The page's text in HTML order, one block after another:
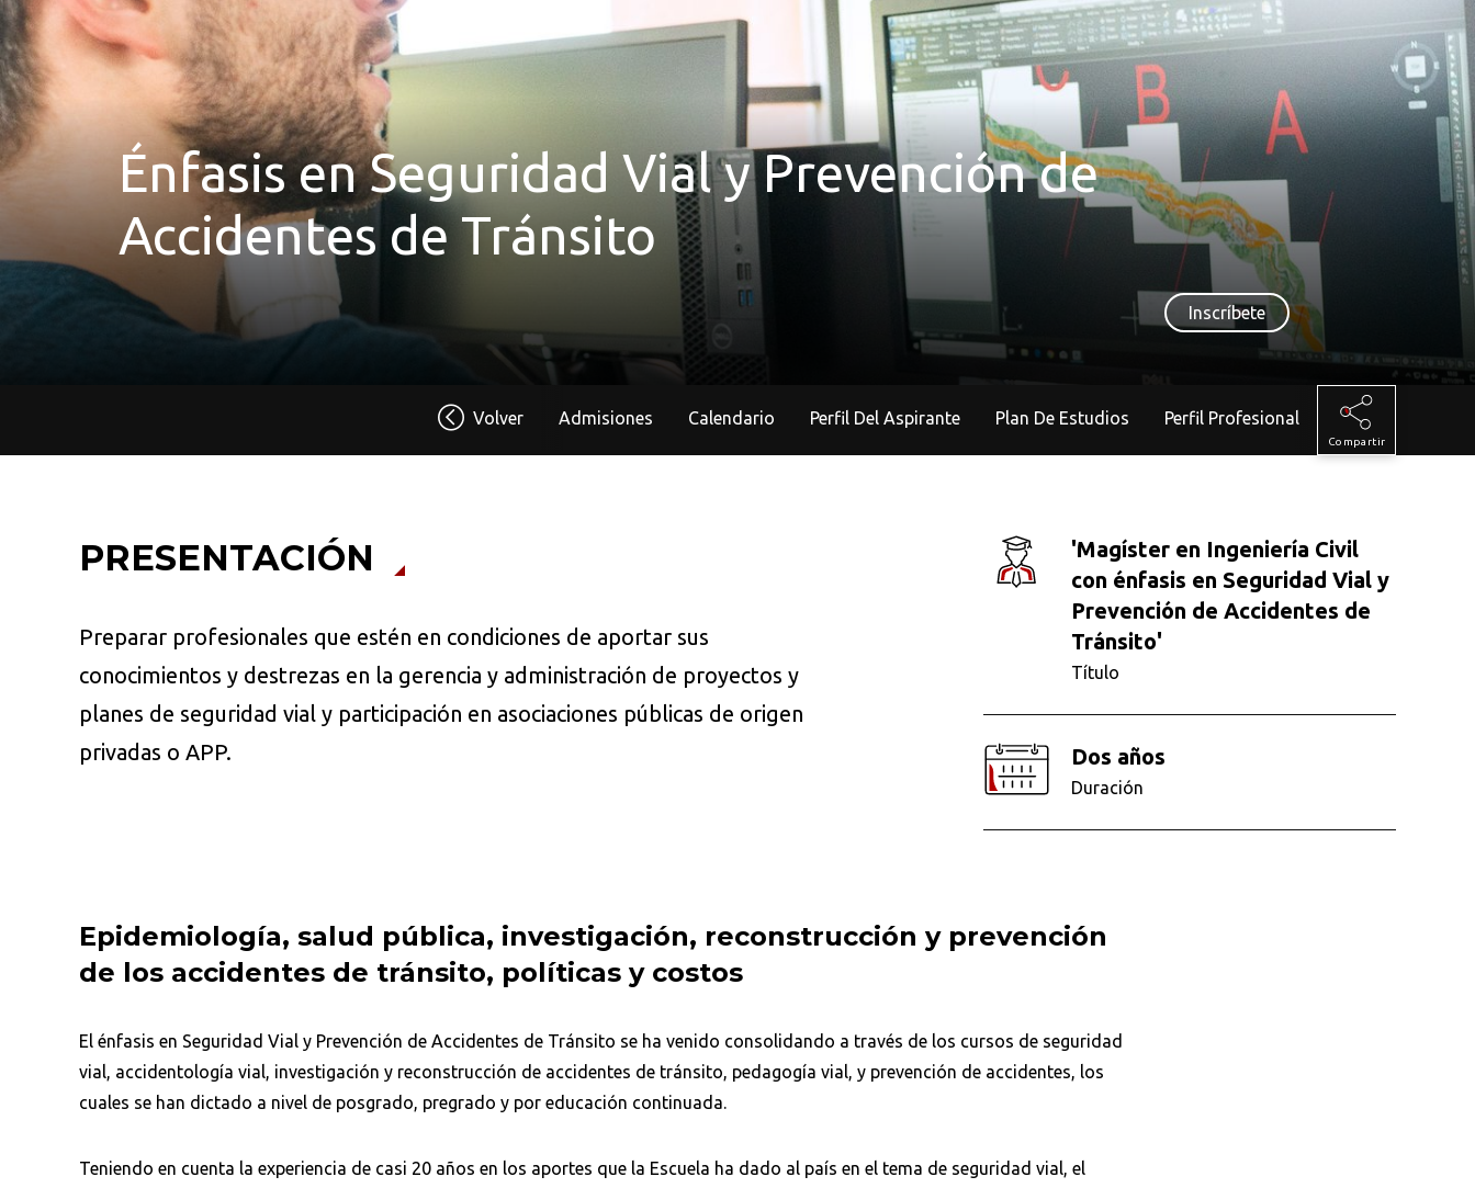
Énfasis en Seguridad Vial y Prevención de
Accidentes de Tránsito
Inscríbete
Volver Admisiones Calendario Perfil Del Aspirante Plan De Estudios Perfil Profesional
Compartir
'Magíster en Ingeniería Civil
con énfasis en Seguridad Vial y
Prevención de Accidentes de
Tránsito'
Título
Dos años
Duración
PRESENTACIÓN
Preparar profesionales que estén en condiciones de aportar sus
conocimientos y destrezas en la gerencia y administración de proyectos y
planes de seguridad vial y participación en asociaciones públicas de origen
privadas o APP.
Epidemiología, salud pública, investigación, reconstrucción y prevención
de los accidentes de tránsito, políticas y costos
El énfasis en Seguridad Vial y Prevención de Accidentes de Tránsito se ha venido consolidando a través de los cursos de seguridad
vial, accidentología vial, investigación y reconstrucción de accidentes de tránsito, pedagogía vial, y prevención de accidentes, los
cuales se han dictado a nivel de posgrado, pregrado y por educación continuada.
Teniendo en cuenta la experiencia de casi 20 años en los aportes que la Escuela ha dado al país en el tema de seguridad vial, el